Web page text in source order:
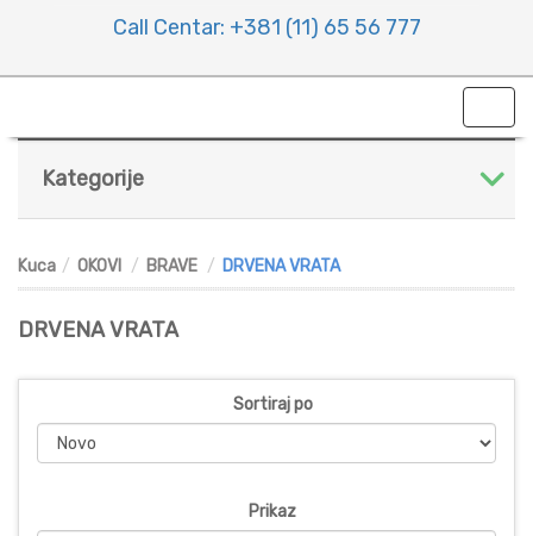
Call Centar: +381 (11) 65 56 777
Kategorije
Kuca OKOVI BRAVE DRVENA VRATA
DRVENA VRATA
Sortiraj po
Prikaz